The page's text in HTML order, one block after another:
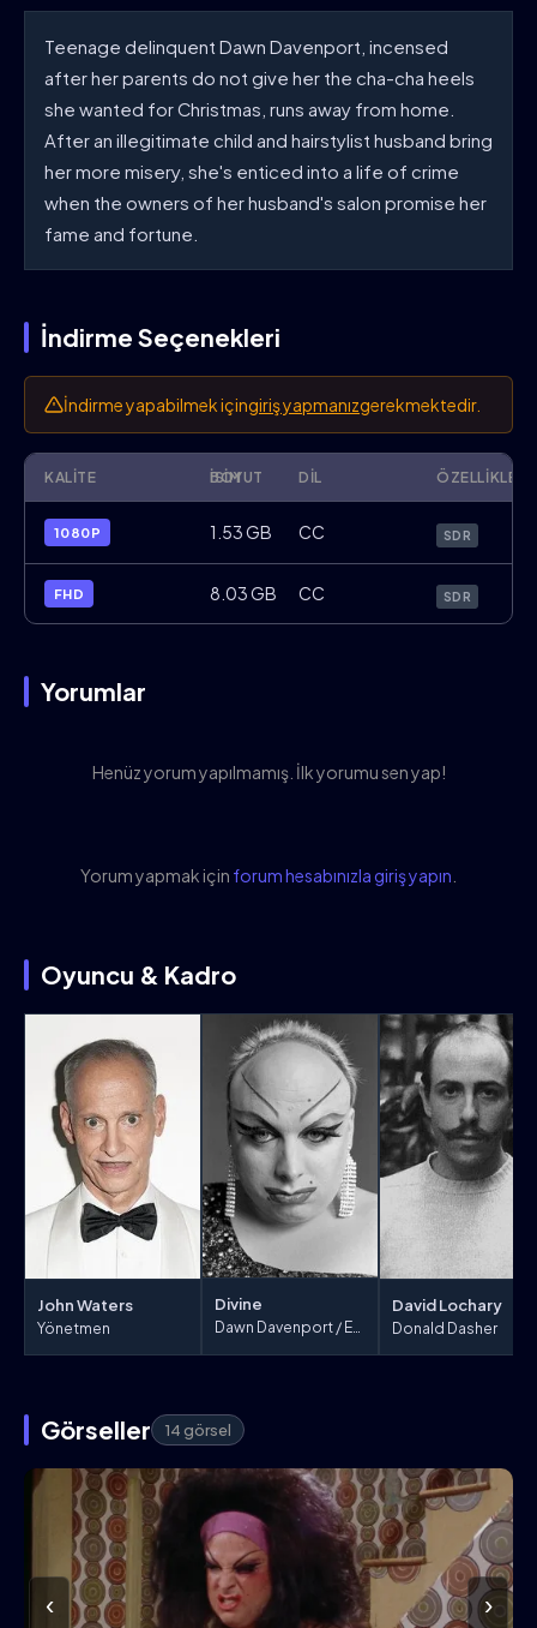
Teenage delinquent Dawn Davenport, incensed
after her parents do not give her the cha-cha heels
she wanted for Christmas, runs away from home.
After an illegitimate child and hairstylist husband bring
her more misery, she's enticed into a life of crime
when the owners of her husband's salon promise her
fame and fortune.
İndirme Seçenekleri
İndirme yapabilmek içingiriş yapmanızgerekmektedir.
KALITE İSIM
BOYUT DIL ÖZELLIKLER
1080P 1.53 GB CC SDR
FHD 8.03 GB CC SDR
Yorumlar
Henüz yorum yapılmamış. İlk yorumu sen yap!
Yorum yapmak için forum hesabınızla giriş yapın
Oyuncu & Kadro
John Waters
Yönetmen
Divine David Lochary
Donald Dasher
Görseller 14 görsel
‹ ›